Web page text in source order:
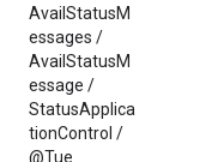
AvailStatusM
essages /
AvailStatusM
essage /
StatusApplica
tionControl /
@Tue